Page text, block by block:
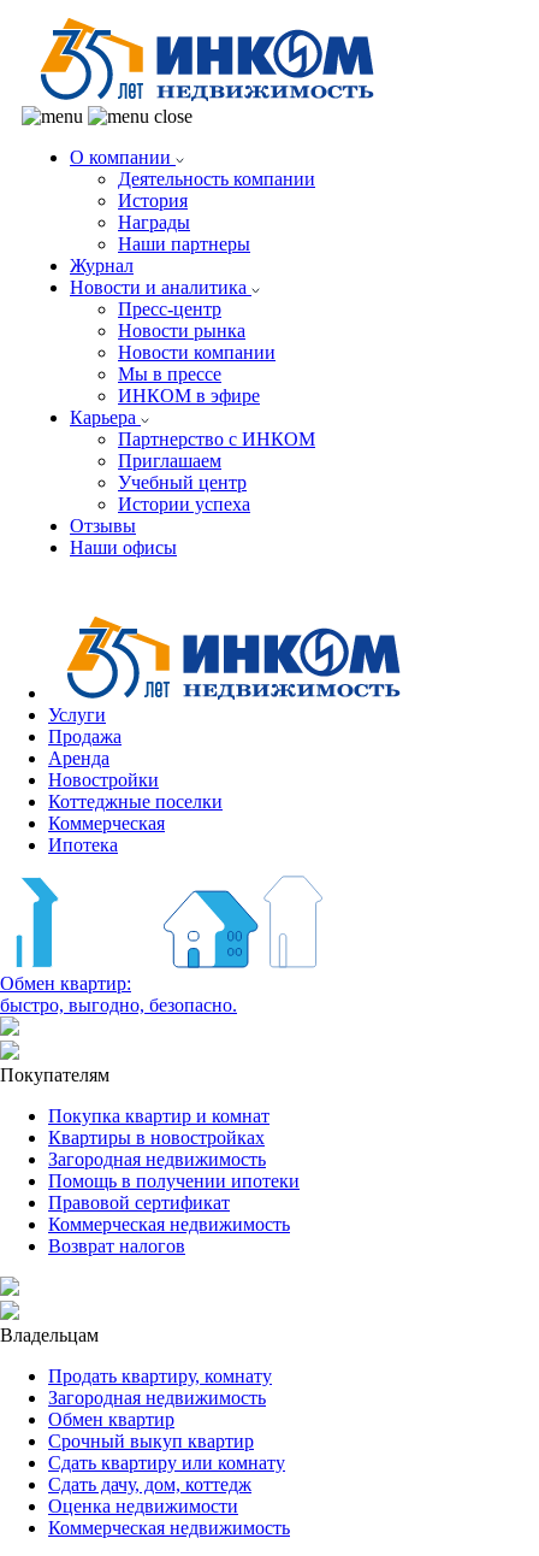
О компании
Деятельность компании
История
Награды
Наши партнеры
Журнал
Новости и аналитика
Пресс-центр
Новости рынка
Новости компании
Мы в прессе
ИНКОМ в эфире
Карьера
Партнерство с ИНКОМ
Приглашаем
Учебный центр
Истории успеха
Отзывы
Наши офисы
Услуги
Продажа
Аренда
Новостройки
Коттеджные поселки
Коммерческая
Ипотека
Обмен квартир:
быстро, выгодно, безопасно.
Покупателям
Покупка квартир и комнат
Квартиры в новостройках
Загородная недвижимость
Помощь в получении ипотеки
Правовой сертификат
Коммерческая недвижимость
Возврат налогов
Владельцам
Продать квартиру, комнату
Загородная недвижимость
Обмен квартир
Срочный выкуп квартир
Сдать квартиру или комнату
Сдать дачу, дом, коттедж
Оценка недвижимости
Коммерческая недвижимость